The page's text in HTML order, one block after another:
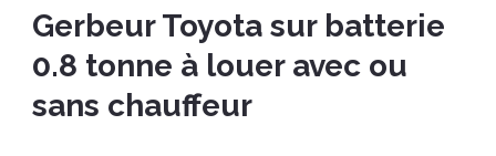
Gerbeur Toyota sur batterie
0.8 tonne à louer avec ou
sans chauffeur